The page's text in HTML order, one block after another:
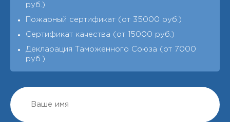
руб.)
Пожарный сертификат (от 35000 руб.)
Сертификат качества (от 15000 руб.)
Декларация Таможенного Союза (от 7000
руб.)